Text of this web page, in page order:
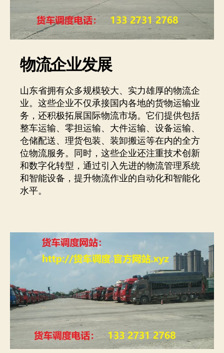
物流企业发展
山东省拥有众多规模较大、实力雄厚的物流企
业。这些企业不仅承接国内各地的货物运输业
务，还积极拓展国际物流市场。它们提供包括
整车运输、零担运输、大件运输、设备运输、
仓储配送、理货包装、装卸搬运等在内的全方
位物流服务。同时，这些企业还注重技术创新
和数字化转型，通过引入先进的物流管理系统
和智能设备，提升物流作业的自动化和智能化
水平。